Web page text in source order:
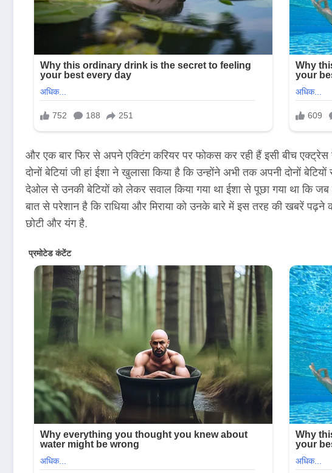
और एक बार फिर से अपने एक्टिंग करियर पर फोकस कर रही हैं इसी बीच
दोनों बेटियां जी हां ईशा ने खुलासा किया है कि उन्होंने अभी तक अपनी दोनों
देओल से उनकी बेटियों को लेकर सवाल किया गया था ईशा से पूछा गया था कि
बात से परेशान है कि राधिया और मिराया को उनके बारे में इस तरह की खबरें पढ़ने
छोटी और यंग है.